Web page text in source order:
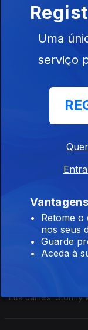
Mahalia Jackson -
Aretha Franklin
28 mar.
Aretha Franklin -
Em 1960, Nat King
Christmas" disco
“The Christmas
com arranjos
Etta James 'Stormy
Uma
serviço
Vantagens
Retome
nos seus
Guarde
Aceda à